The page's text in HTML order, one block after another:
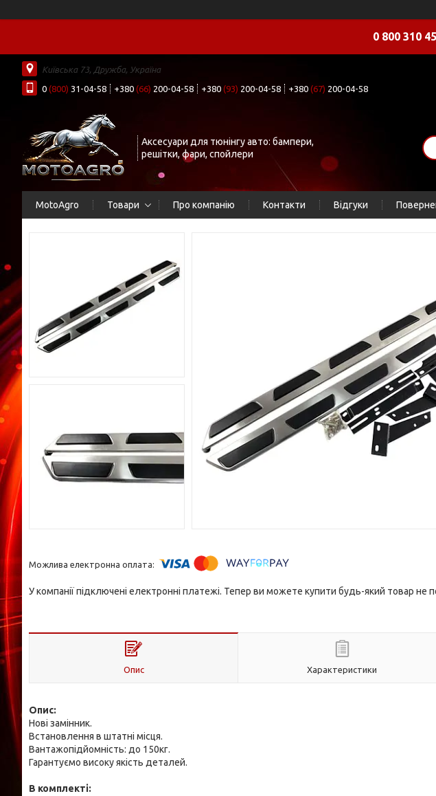
0 800 310
Київська 73, Дружба, Україна
0 (800) 31-04-58 +380 (66) 200-04-58 +380 (93) 200-04-58 +380 (67) 200-04-58
Аксесуари для тюнінгу авто: бампери,
решітки, фари, спойлери
MotoAgro Товари Про компанію Контакти Відгуки
У компанії підключені електронні платежі. Тепер ви можете купити будь-який товар не
Опис Характеристики
Опис:
Нові замінник.
Встановлення в штатні місця.
Вантажопідйомність: до 150кг.
Гарантуємо високу якість деталей.
В комплекті: